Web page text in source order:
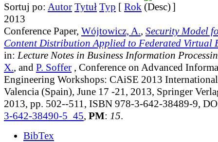
Sortuj po: Autor Tytuł Typ [ Rok
]
2013
Conference Paper, Wójtowicz, A., Security Model
Content Distribution Applied to Federated Virtual
in: Lecture Notes in Business Information
X., and P. Soffer , Conference on Advanced
Engineering Workshops: CAiSE 2013
Valencia (Spain), June 17 -21, 2013, Springer
2013, pp. 502--511, ISBN 978-3-642-38489-9,
3-642-38490-5_45, PM: 15.
BibTex